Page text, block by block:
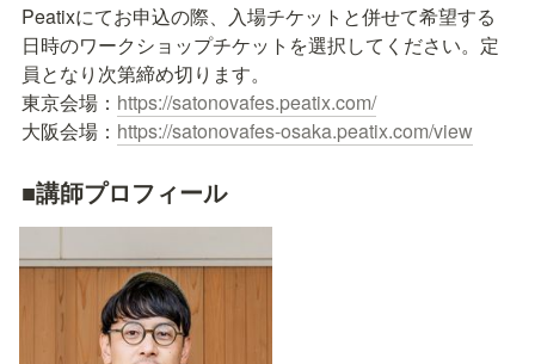
Peatixにてお申込の際、入場チケットと併せて希望する
日時のワークショップチケットを選択してください。定
員となり次第締め切ります。
東京会場： https://satonovafes.peatix.com/
大阪会場： https://satonovafes-osaka.peatix.com/view
■講師プロフィール